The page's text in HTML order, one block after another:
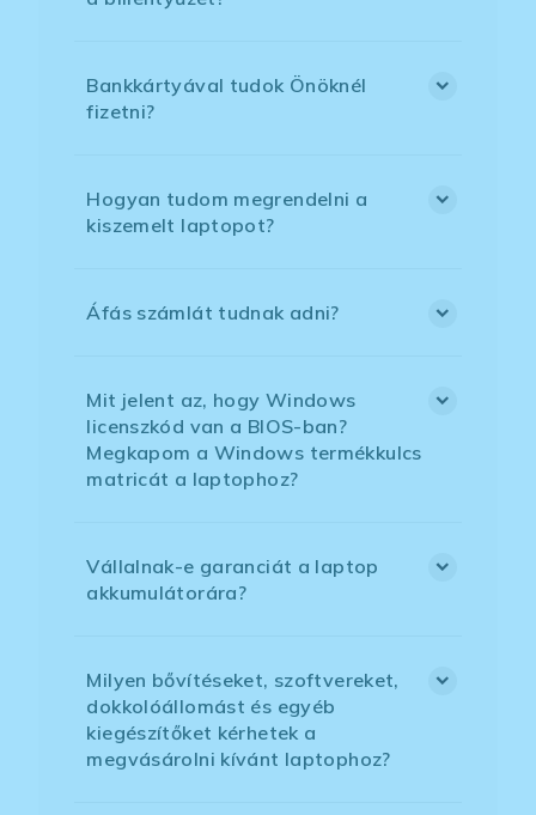
Bankkártyával tudok Önöknél
fizetni?
Hogyan tudom megrendelni a
kiszemelt laptopot?
Áfás számlát tudnak adni?
Mit jelent az, hogy Windows
licenszkód van a BIOS-ban?
Megkapom a Windows termékkulcs
matricát a laptophoz?
Vállalnak-e garanciát a laptop
akkumulátorára?
Milyen bővítéseket, szoftvereket,
dokkolóállomást és egyéb
kiegészítőket kérhetek a
megvásárolni kívánt laptophoz?